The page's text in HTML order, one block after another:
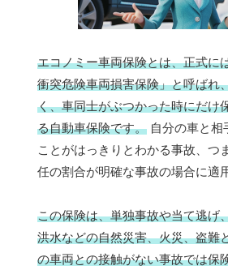
エコノミー車両保険とは、正式に
衝突危険車両損害保険」と呼ばれ
く、車同士がぶつかった時にだけ
る自動車保険です。 自分の車と相
ことがはっきりとわかる事故、つ
任の割合が明確な事故の場合に適
この保険は、単独事故や当て逃げ
洪水などの自然災害、火災、盗難
の車両との接触がない事故では保